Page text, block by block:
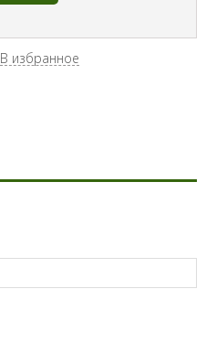
В избранное